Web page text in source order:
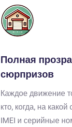
Полная
сюрпризов
Каждое движение
кто, когда, на какой
IMEI и серийные